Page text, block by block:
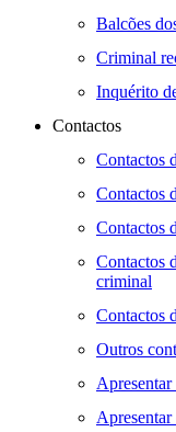
Balcões
Criminal
Inquérito
Contactos
Contactos
Contactos
Contactos
Contactos
criminal
Contactos
Outros
Apresentar